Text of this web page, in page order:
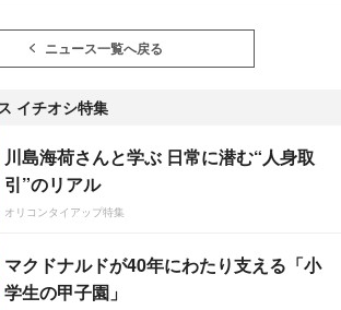
ニュース一覧へ戻る
イチオシ特集
川島海荷さんと学ぶ 日常に潜む“人身取
引”のリアル
オリコンタイアップ特集
マクドナルドが40年にわたり支える「小
学生の甲子園」